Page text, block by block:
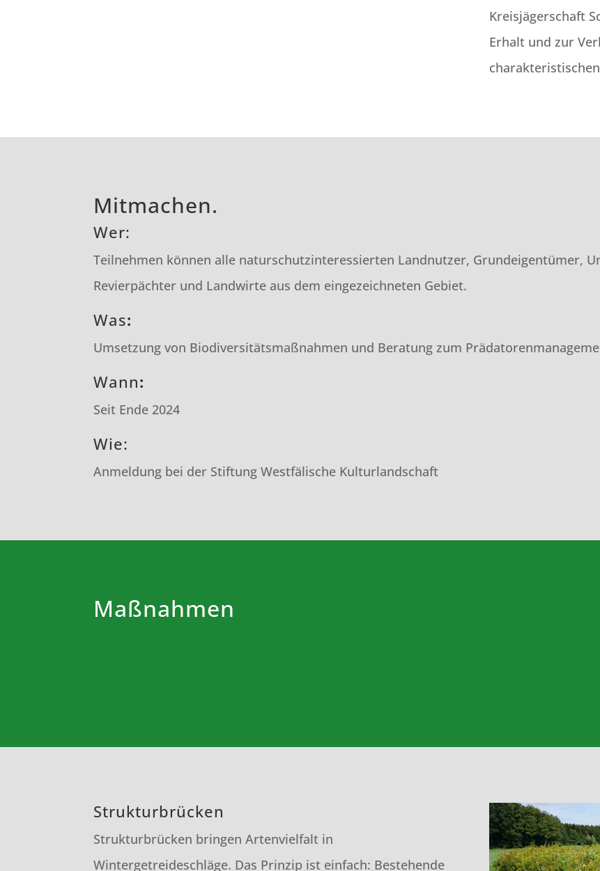
Kreisjägerschaft
Erhalt und zur
Mitmachen.
Wer:
Teilnehmen können alle naturschutzinteressierten Landnutzer, Grundeigentümer,
Revierpächter und Landwirte aus dem eingezeichneten Gebiet.
Was:
Umsetzung von Biodiversitätsmaßnahmen und Beratung zum
Wann:
Seit Ende 2024
Wie:
Anmeldung bei der Stiftung Westfälische Kulturlandschaft
Maßnahmen
Strukturbrücken
Strukturbrücken bringen Artenvielfalt in
Wintergetreideschläge. Das Prinzip ist einfach: Bestehende